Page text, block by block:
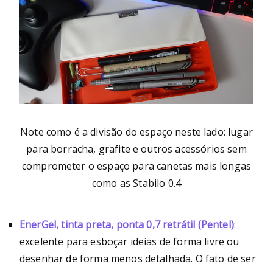
Note como é a divisão do espaço neste lado: lugar
para borracha, grafite e outros acessórios sem
comprometer o espaço para canetas mais longas
como as Stabilo 0.4
EnerGel, tinta preta, ponta 0,7 retrátil (Pentel):
excelente para esboçar ideias de forma livre ou
desenhar de forma menos detalhada. O fato de ser